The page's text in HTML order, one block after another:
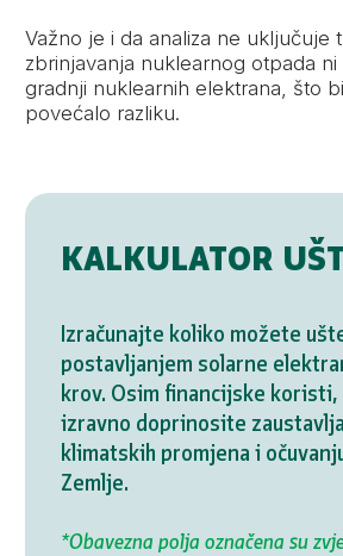
Važno je i da analiza ne uključuje
zbrinjavanja nuklearnog otpada
gradnji nuklearnih elektrana, što
povećalo razliku.